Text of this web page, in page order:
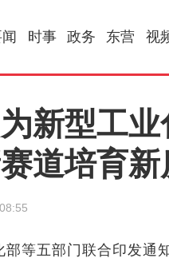
时事 政务 东营 视
新型工
培育新
等五部门联合印发通